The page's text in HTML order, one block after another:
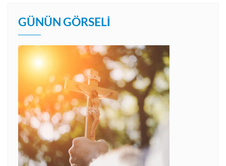
GÜNÜN GÖRSELI